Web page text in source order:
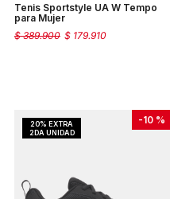
Tenis Sportstyle UA W Tempo
para Mujer
$ 179.910
$ 389.900
-10 %